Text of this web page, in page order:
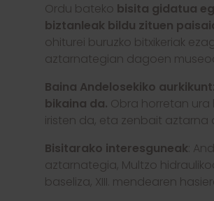
Ordu bateko bisita gidatua
biztanleak bildu zituen
ohiturei buruzko bitxikeriak
aztarnategian dagoen
Baina Andelosekiko
bikaina da. Obra horretan
iristen da, eta zenbait aztarna
Bisitarako interesguneak :
aztarnategia, Multzo
baseliza, XIII. mendearen